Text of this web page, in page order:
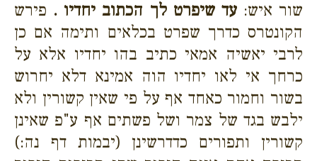
שור איש:עד שיפרט לך הכתוב יחדיו . פירש
הקונטרס כדרך שפרט בכלאים ותימה אם כן
לרבי יאשיה אמאי כתיב בהו יחדיו אלא על
כרחך אי לאו יחדיו הוה אמינא דלא יחרוש
בשור וחמור כאחד אף על פי שאין קשורין ולא
ילבש בגד של צמר ושל פשתים אף ע"פ שאינן
קשורין ותפורים כדדרשינן (יבמות דף נה:)